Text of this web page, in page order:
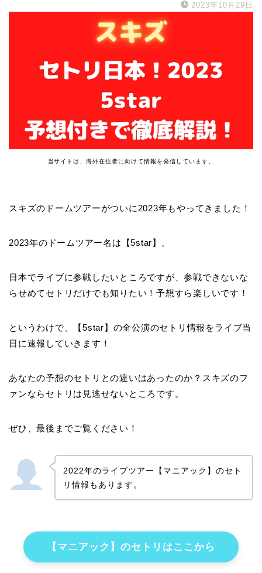
2023年10月29日
当サイトは、海外在住者に向けて情報を発信しています。
スキズのドームツアーがついに2023年もやってきました！
2023年のドームツアー名は【5star】。
日本でライブに参戦したいところですが、参戦できないな
らせめてセトリだけでも知りたい！予想すら楽しいです！
というわけで、【5star】の全公演のセトリ情報をライブ当
日に速報していきます！
あなたの予想のセトリとの違いはあったのか？スキズのフ
ァンならセトリは見逃せないところです。
ぜひ、最後までご覧ください！
2022年のライブツアー【マニアック】のセト
リ情報もあります。
【マニアック】のセトリはここから